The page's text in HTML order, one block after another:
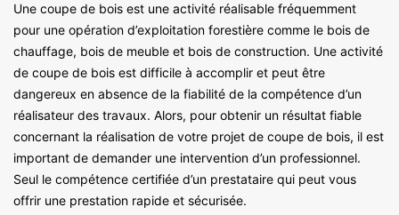
Une coupe de bois est une activité réalisable fréquemment
pour une opération d’exploitation forestière comme le bois de
chauffage, bois de meuble et bois de construction. Une activité
de coupe de bois est difficile à accomplir et peut être
dangereux en absence de la fiabilité de la compétence d’un
réalisateur des travaux. Alors, pour obtenir un résultat fiable
concernant la réalisation de votre projet de coupe de bois, il est
important de demander une intervention d’un professionnel.
Seul le compétence certifiée d’un prestataire qui peut vous
offrir une prestation rapide et sécurisée.